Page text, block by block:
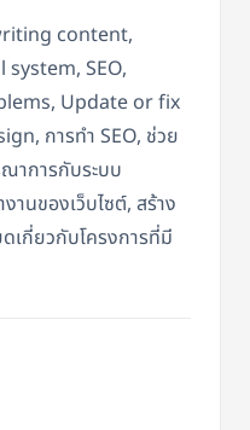
content,
SEO,
Update or fix
การทำ SEO, ช่วย
าการกับระบบ
นของเว็บไซต์, สร้าง
ดเกี่ยวกับโครงการที่มี